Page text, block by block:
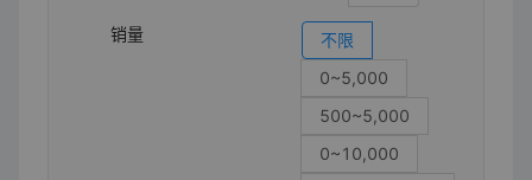
销量
不限
0~5,000
500~5,000
0~10,000